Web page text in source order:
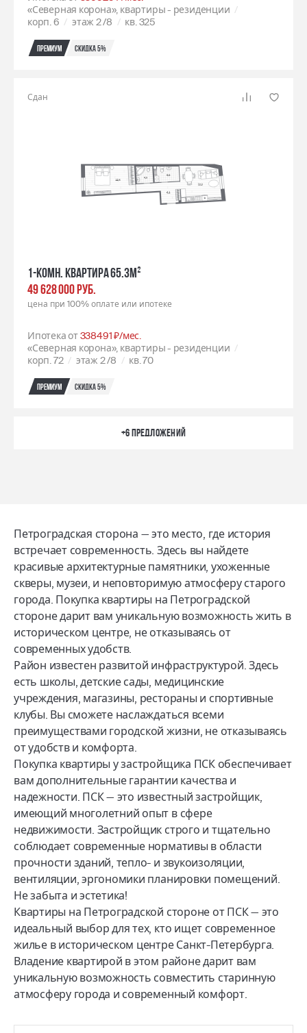
«Северная корона», квартиры - резиденции
корп. 6
этаж 2/8 кв. 325
Премиум Скидка 5%
Сдан
1-комн. квартира 65.3м²
49 628 000 РУБ.
цена при 100% оплате или ипотеке
Ипотека от338491 ₽/мес.
«Северная корона», квартиры - резиденции
корп. 72
этаж 2/8 кв. 70
Премиум Скидка 5%
+6 предложений
Петроградская сторона — это место, где история
встречает современность. Здесь вы найдете
красивые архитектурные памятники, ухоженные
скверы, музеи, и неповторимую атмосферу старого
города. Покупка квартиры на Петроградской
стороне дарит вам уникальную возможность жить в
историческом центре, не отказываясь от
современных удобств.
Район известен развитой инфраструктурой. Здесь
есть школы, детские сады, медицинские
учреждения, магазины, рестораны и спортивные
клубы. Вы сможете наслаждаться всеми
преимуществами городской жизни, не отказываясь
от удобств и комфорта.
Покупка квартиры у застройщика ПСК обеспечивает
вам дополнительные гарантии качества и
надежности. ПСК — это известный застройщик,
имеющий многолетний опыт в сфере
недвижимости. Застройщик строго и тщательно
соблюдает современные нормативы в области
прочности зданий, тепло- и звукоизоляции,
вентиляции, эргономики планировки помещений.
Не забыта и эстетика!
Квартиры на Петроградской стороне от ПСК — это
идеальный выбор для тех, кто ищет современное
жилье в историческом центре Санкт-Петербурга.
Владение квартирой в этом районе дарит вам
уникальную возможность совместить старинную
атмосферу города и современный комфорт.